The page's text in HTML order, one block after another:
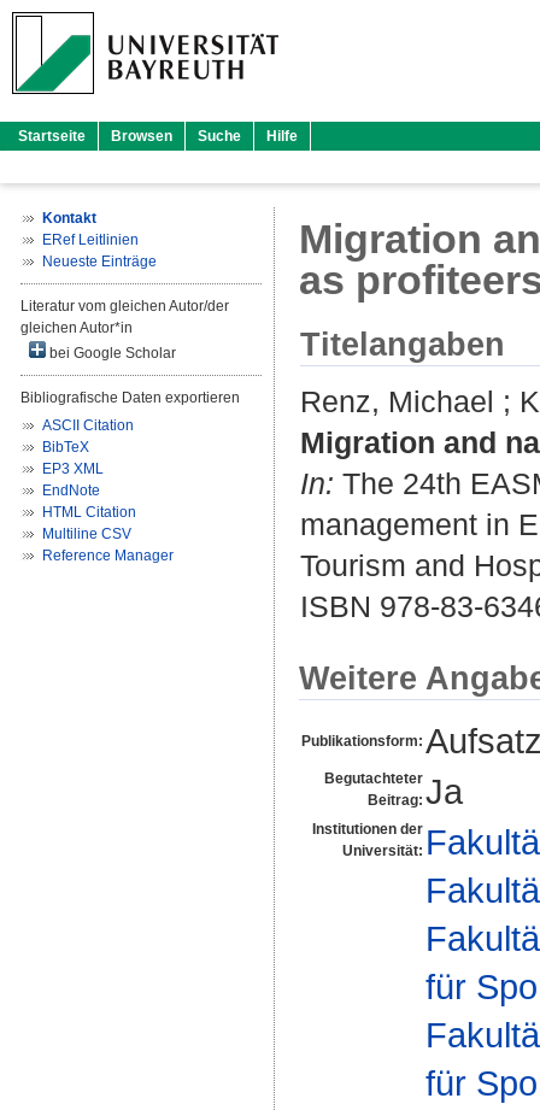
Startseite Browsen Suche Hilfe
Kontakt
ERef Leitlinien
Neueste Einträge
Literatur vom gleichen Autor/der
gleichen Autor*in
bei Google Scholar
Bibliografische Daten exportieren
ASCII Citation
BibTeX
EP3 XML
EndNote
HTML Citation
Multiline CSV
Reference Manager
Migration
as
Titelangaben
Renz, Michael ;
Migration and
In: The 24th
management in
Tourism and
ISBN 978-83-
Weitere
Publikationsform:
Begutachteter
Beitrag: Ja
Institutionen der
Universität:
für
für